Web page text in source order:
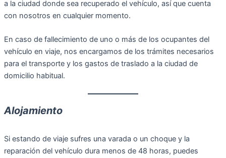
a la ciudad donde sea recuperado el vehículo, así que cuenta
con nosotros en cualquier momento.
En caso de fallecimiento de uno o más de los ocupantes del
vehículo en viaje, nos encargamos de los trámites necesarios
para el transporte y los gastos de traslado a la ciudad de
domicilio habitual.
Alojamiento
Si estando de viaje sufres una varada o un choque y la
reparación del vehículo dura menos de 48 horas, puedes